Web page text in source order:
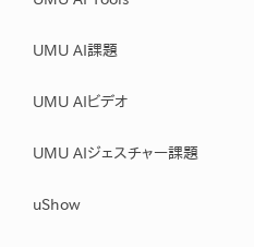
UMU AI課題
UMU AIビデオ
UMU AIジェスチャー課題
uShow